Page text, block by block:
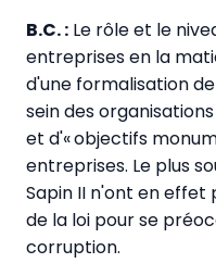
B.C. : Le rôle et le
entreprises en la
d'une formalisation
sein des
et d'« objectifs
entreprises. Le plus
Sapin II n'ont en
de la loi pour se
corruption.